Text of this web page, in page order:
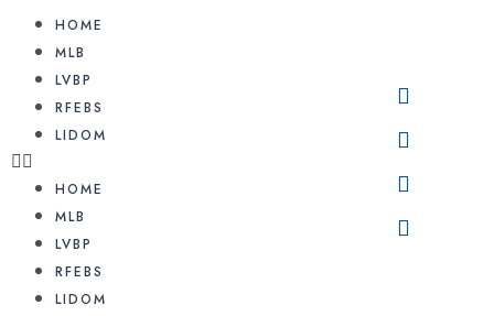
HOME
MLB
LVBP
RFEBS
LIDOM
HOME
MLB
LVBP
RFEBS
LIDOM